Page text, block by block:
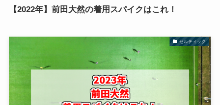
【2022年】前田大然の着用スパイクはこれ！
セルティック